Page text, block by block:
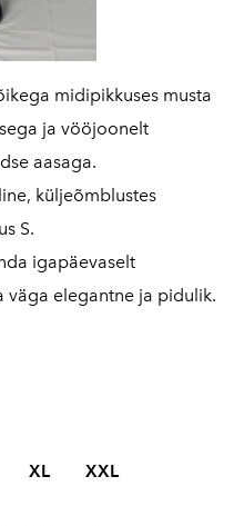
midipikkuses musta
ja vööjoonelt
aasaga.
küljeõmblustes
S.
igapäevaselt
väga elegantne ja pidulik.
XXL